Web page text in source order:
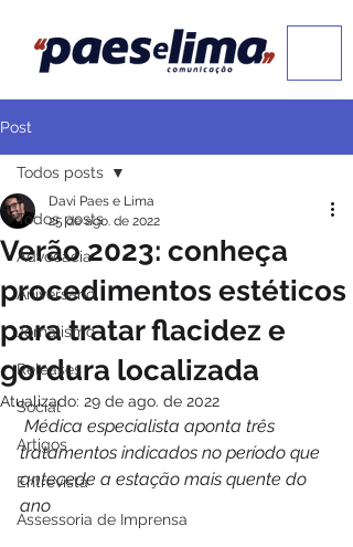
Post
Todos posts
Advocacia
Aniversário
Jornalismo
Releases
Social
Artigos
Entrevista
Assessoria de Imprensa
Todos posts
Verão 2023: conheça
procedimentos estéticos
para tratar flacidez e
gordura localizada
Davi Paes e Lima
25 de ago. de 2022
Atualizado: 29 de ago. de 2022
Médica especialista aponta três
tratamentos indicados no período que
antecede a estação mais quente do
ano